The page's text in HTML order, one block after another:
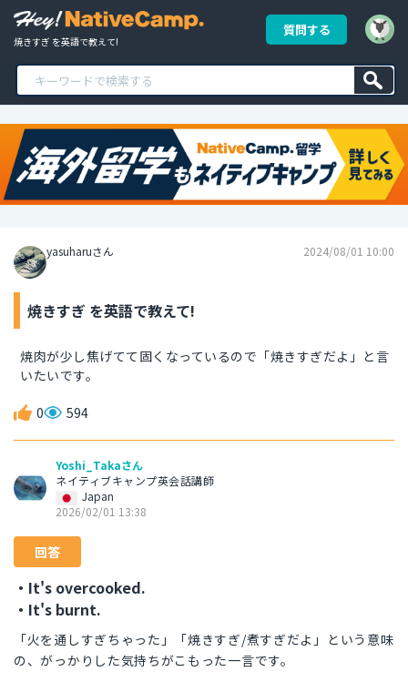
焼きすぎ を英語で教えて!
質問する
yasuharuさん 2024/08/01 10:00
焼きすぎ を英語で教えて!
焼肉が少し焦げてて固くなっているので「焼きすぎだよ」と言
いたいです。
0 594
Yoshi_Takaさん
ネイティブキャンプ英会話講師
Japan
2026/02/01 13:38
回答
・It's overcooked.
・It's burnt.
「火を通しすぎちゃった」「焼きすぎ/煮すぎだよ」という意味
の、がっかりした気持ちがこもった一言です。